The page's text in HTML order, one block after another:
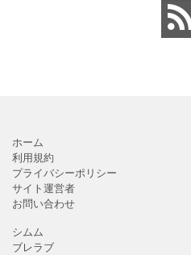
ホーム
利用規約
プライバシーポリシー
サイト運営者
お問い合わせ
シムム
ブレラブ